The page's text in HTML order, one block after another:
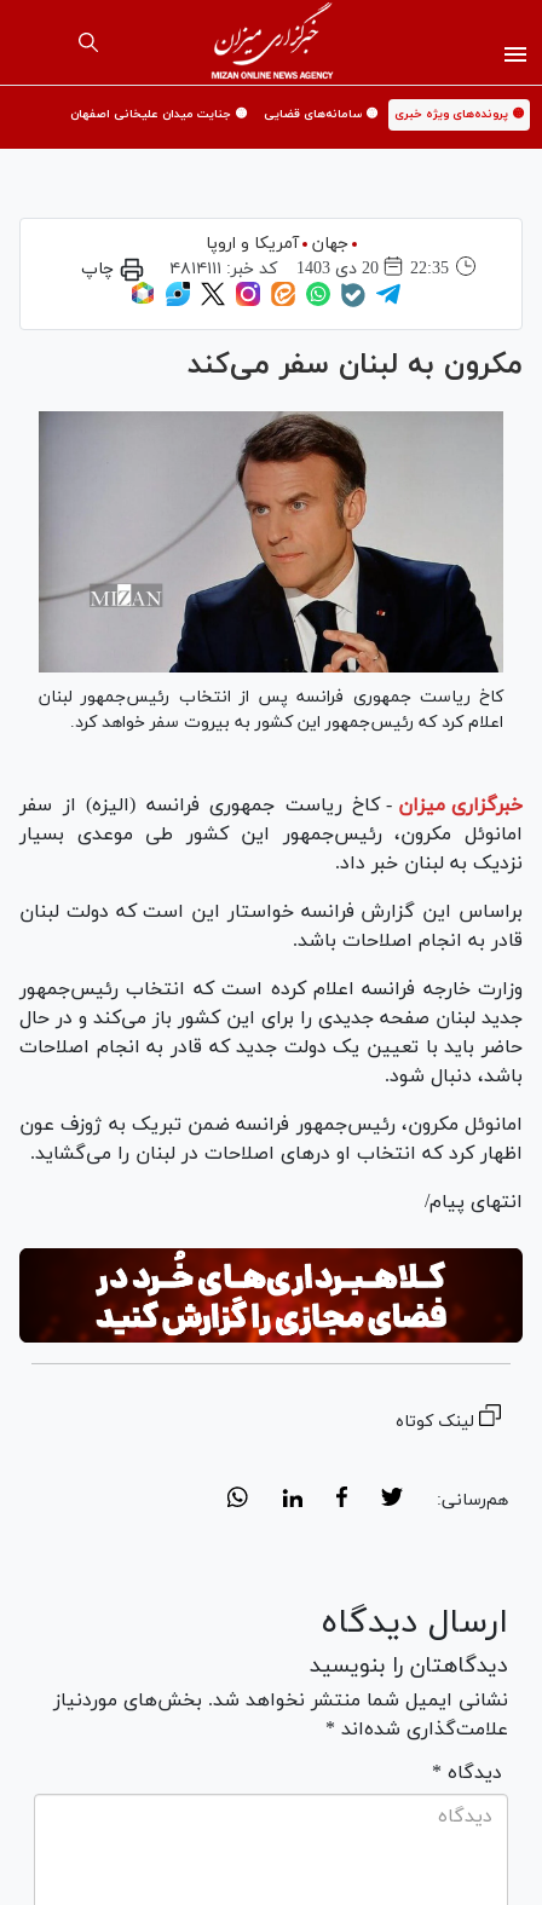
🟡 پرونده‌های ویژه خبری 🟡 سامانه‌های قضایی 🟡 جنایت میدان علیخانی اصفهان
جهان
آمریکا و اروپا
22:35
20 دی 1403 کد خبر: ۴۸۱۴۱۱۱ چاپ
مکرون به لبنان سفر می‌کند
کاخ ریاست جمهوری فرانسه پس از انتخاب رئیس‌جمهور لبنان
اعلام کرد که رئیس‌جمهور این کشور به بیروت سفر خواهد کرد.
خبرگزاری میزان - کاخ ریاست جمهوری فرانسه (الیزه) از سفر
امانوئل مکرون، رئیس‌جمهور این کشور طی موعدی بسیار
نزدیک به لبنان خبر داد.
براساس این گزارش فرانسه خواستار این است که دولت لبنان
قادر به انجام اصلاحات باشد.
وزارت خارجه فرانسه اعلام کرده است که انتخاب رئیس‌جمهور
جدید لبنان صفحه جدیدی را برای این کشور باز می‌کند و در حال
حاضر باید با تعیین یک دولت جدید که قادر به انجام اصلاحات
باشد، دنبال شود.
امانوئل مکرون، رئیس‌جمهور فرانسه ضمن تبریک به ژوزف عون
اظهار کرد که انتخاب او در‌های اصلاحات در لبنان را می‌گشاید.
انتهای پیام/
لینک کوتاه
هم‌رسانی:
ارسال دیدگاه
دیدگاهتان را بنویسید
نشانی ایمیل شما منتشر نخواهد شد. بخش‌های موردنیاز
علامت‌گذاری شده‌اند *
* دیدگاه